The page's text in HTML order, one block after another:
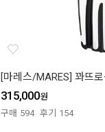
[마레스/MARES] 꽈뜨
315,000원
구매 594 후기 154